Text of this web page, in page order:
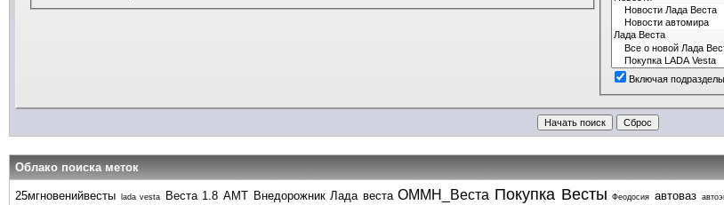
Включая подразделы
Облако поиска меток
25мгновенийвесты lada vesta Веста 1.8 АМТ Внедорожник Лада веста ОММН_Веста Покупка Весты Феодосия автоваз